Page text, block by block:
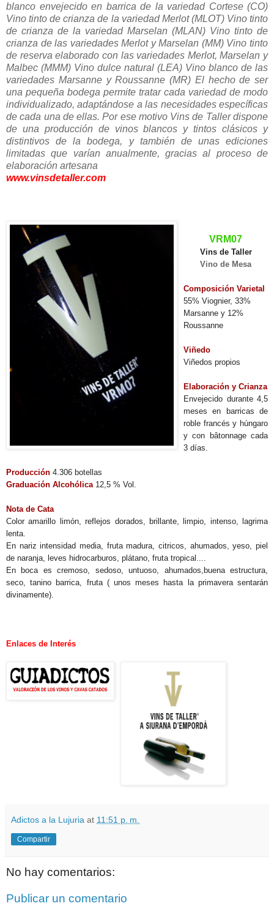
blanco envejecido en barrica de la variedad Cortese (CO)
Vino tinto de crianza de la variedad Merlot (MLOT) Vino tinto
de crianza de la variedad Marselan (MLAN) Vino tinto de
crianza de las variedades Merlot y Marselan (MM) Vino tinto
de reserva elaborado con las variedades Merlot, Marselan y
Malbec (MMM) Vino dulce natural (LEA) Vino blanco de las
variedades Marsanne y Roussanne (MR) El hecho de ser
una pequeña bodega permite tratar cada variedad de modo
individualizado, adaptándose a las necesidades específicas
de cada una de ellas. Por ese motivo Vins de Taller dispone
de una producción de vinos blancos y tintos clásicos y
distintivos de la bodega, y también de unas ediciones
limitadas que varían anualmente, gracias al proceso de
elaboración artesana
www.vinsdetaller.com
VRM07
Vins de Taller
Vino de Mesa
Composición Varietal
55% Viognier, 33%
Marsanne y 12%
Roussanne
Viñedo
Viñedos propios
Elaboración y Crianza
Envejecido durante 4,5
meses en barricas de
roble francés y húngaro
y con bâtonnage cada
3 días.
Producción 4.306 botellas
Graduación Alcohólica 12,5 % Vol.
Nota de Cata
Color amarillo limón, reflejos dorados, brillante, limpio, intenso, lagrima
lenta.
En nariz intensidad media, fruta madura, citricos, ahumados, yeso, piel
de naranja, leves hidrocarburos, plátano, fruta tropical....
En boca es cremoso, sedoso, untuoso, ahumados,buena estructura,
seco, tanino barrica, fruta ( unos meses hasta la primavera sentarán
divinamente).
Enlaces de Interés
Adictos a la Lujuria at 11:51 p. m.
Compartir
No hay comentarios:
Publicar un comentario